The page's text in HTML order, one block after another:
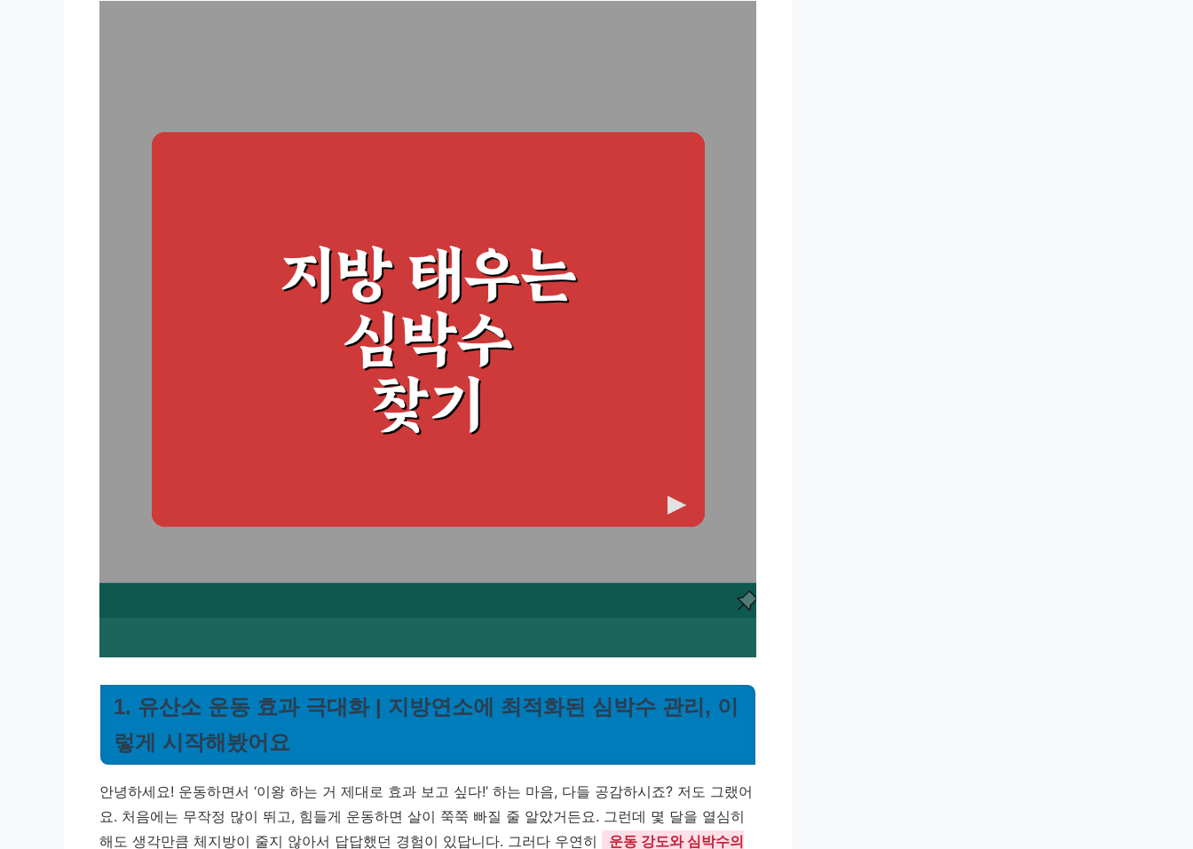
1. 유산소 운동 효과 극대화 | 지방연소에 최적화된 심박수 관리, 이
렇게 시작해봤어요
안녕하세요! 운동하면서 ‘이왕 하는 거 제대로 효과 보고 싶다!’ 하는 마음, 다들 공감하시죠? 저도 그랬어
요. 처음에는 무작정 많이 뛰고, 힘들게 운동하면 살이 쭉쭉 빠질 줄 알았거든요. 그런데 몇 달을 열심히
해도 생각만큼 체지방이 줄지 않아서 답답했던 경험이 있답니다. 그러다 우연히
운동 강도와 심박수의